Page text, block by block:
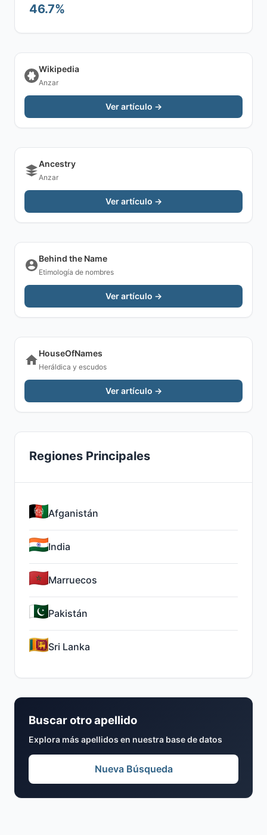
46.7%
Wikipedia
Anzar
Ver artículo →
Ancestry
Anzar
Ver artículo →
Behind the Name
Etimología de nombres
Ver artículo →
HouseOfNames
Heráldica y escudos
Ver artículo →
Regiones Principales
Afganistán
India
Marruecos
Pakistán
Sri Lanka
Buscar otro apellido
Explora más apellidos en nuestra base de datos
Nueva Búsqueda